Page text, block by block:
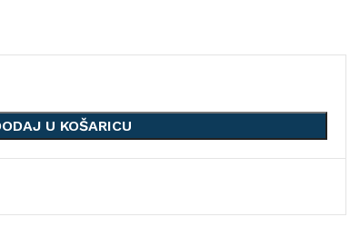
U KOŠARICU